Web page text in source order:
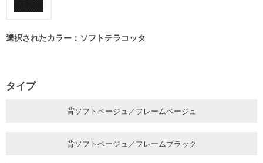
選択されたカラー：ソフトテラコッタ
タイプ
背ソフトベージュ／フレームベージュ
背ソフトベージュ／フレームブラック